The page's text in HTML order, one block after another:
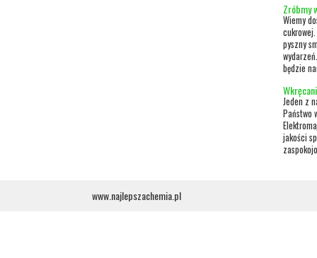
Zróbmy
Wiemy
pyszny
będzie
Jeden z
Państwo
jakości
www.najlepszachemia.pl